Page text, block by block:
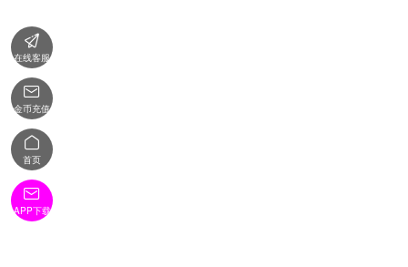

在线客服

金币充值

首页

APP下载